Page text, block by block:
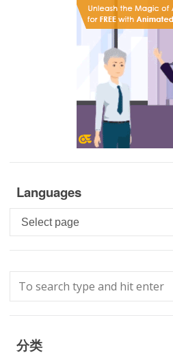
Languages
Languages
分类